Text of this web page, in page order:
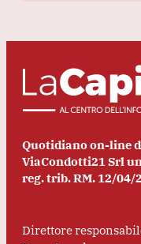
Quotidiano on-line
ViaCondotti21 Srl
reg. trib. RM. 12/04/
Direttore